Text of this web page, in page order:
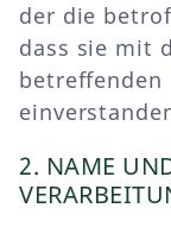
der die
dass sie mit
betreffenden
2. NAME